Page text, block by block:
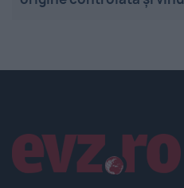
Linkuri utile